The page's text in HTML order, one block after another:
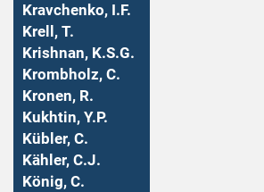
Kravchenko, I.F.
Krell, T.
Krishnan, K.S.G.
Krombholz, C.
Kronen, R.
Kukhtin, Y.P.
Kübler, C.
Kähler, C.J.
König, C.